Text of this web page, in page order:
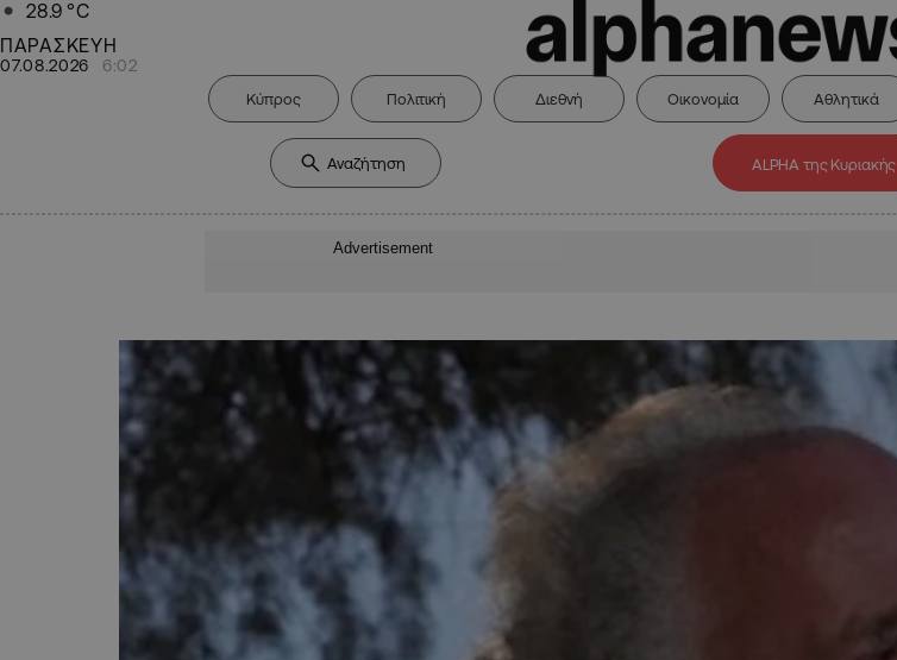
28.9 °C
ΠΑΡΑΣΚΕΥΗ
07.08.2026 6:02
Κύπρος Πολιτική Διεθνή Οικονομία Αθλητικά
ALPHA της Κυριακής
Advertisement